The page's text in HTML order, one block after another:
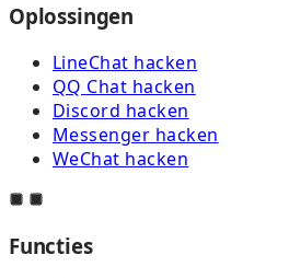
Oplossingen
LineChat hacken
QQ Chat hacken
Discord hacken
Messenger hacken
WeChat hacken
Functies